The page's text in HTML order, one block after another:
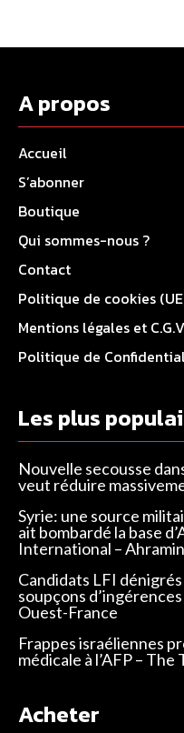
A propos
Accueil
S’abonner
Boutique
Qui sommes-nous ?
Contact
Politique de cookies
Mentions légales et C.G.V
Politique de
Les plus
Nouvelle secousse
veut réduire
Syrie: une source
ait bombardé la base
International –
Candidats LFI
soupçons
Ouest-France
Frappes israéliennes
médicale à l’AFP –
Acheter